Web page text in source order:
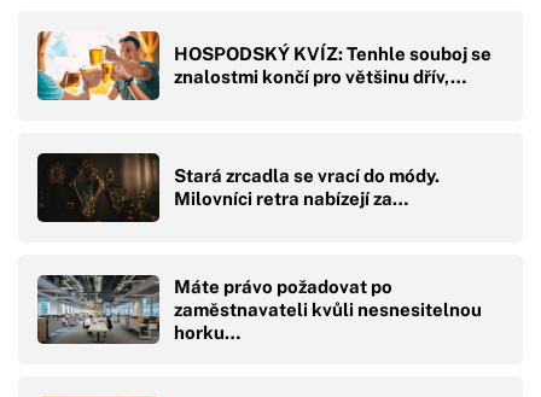
HOSPODSKÝ KVÍZ: Tenhle souboj se
znalostmi končí pro většinu dřív,…
Stará zrcadla se vrací do módy.
Milovníci retra nabízejí za…
Máte právo požadovat po
zaměstnavateli kvůli nesnesitelnou
horku…